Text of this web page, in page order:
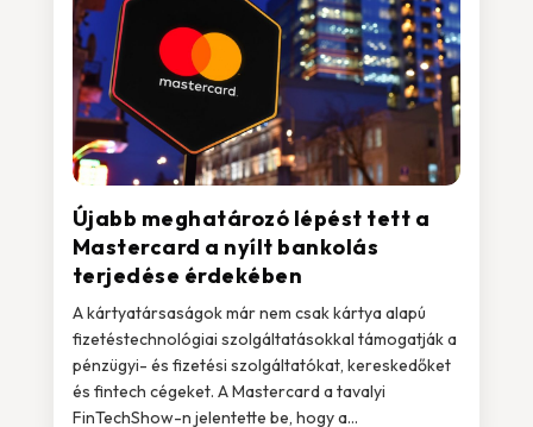
Újabb meghatározó lépést tett a
Mastercard a nyílt bankolás
terjedése érdekében
A kártyatársaságok már nem csak kártya alapú
fizetéstechnológiai szolgáltatásokkal támogatják a
pénzügyi- és fizetési szolgáltatókat, kereskedőket
és fintech cégeket. A Mastercard a tavalyi
FinTechShow-n jelentette be, hogy a...